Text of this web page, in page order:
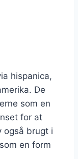
hispanica,
De
som en
for at
også brugt i
en form